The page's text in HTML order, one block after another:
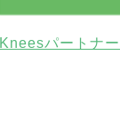
Kneesパートナ